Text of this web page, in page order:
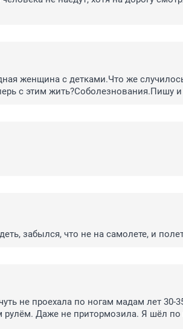
женщина с детками.Что же
с этим жить?Соболезнования.Пишу
забылся, что не на самолете, и
не проехала по ногам мадам лет
рулём. Даже не притормозила. Я шёл